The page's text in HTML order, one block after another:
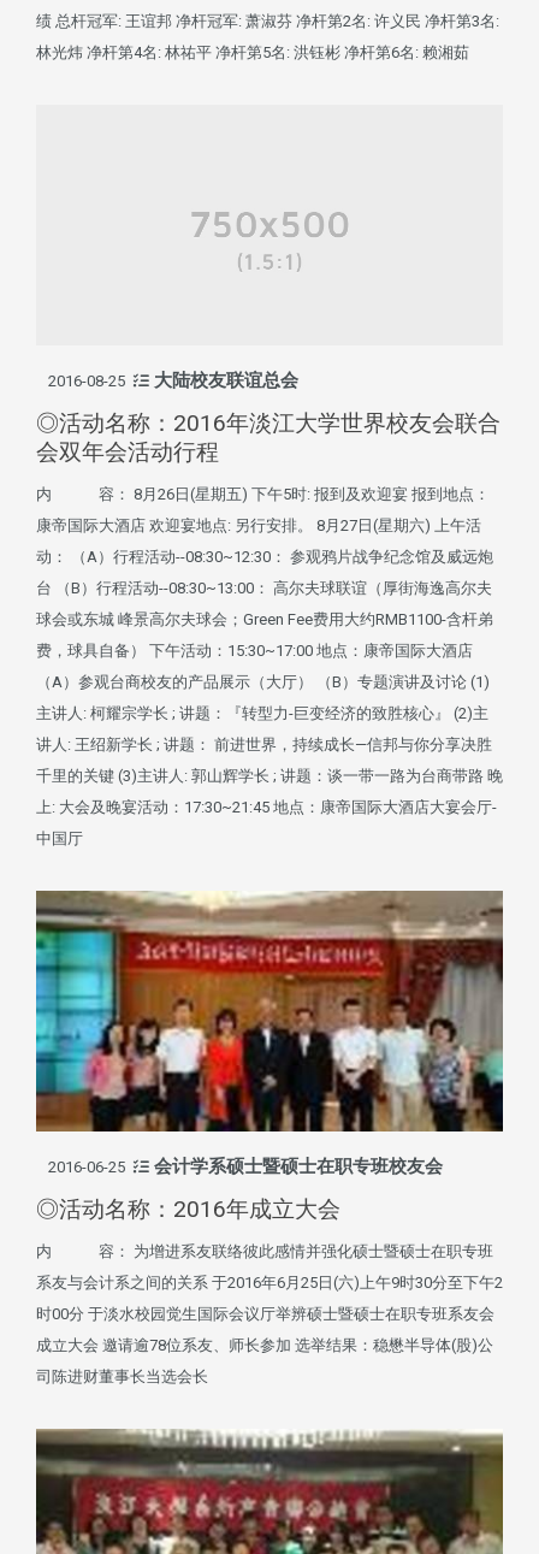
绩 总杆冠军: 王谊邦 净杆冠军: 萧淑芬 净杆第2名: 许义民 净杆第3名:
林光炜 净杆第4名: 林祐平 净杆第5名: 洪钰彬 净杆第6名: 赖湘茹
2016-08-25 大陆校友联谊总会
◎活动名称：2016年淡江大学世界校友会联合
会双年会活动行程
内 容： 8月26日(星期五) 下午5时: 报到及欢迎宴 报到地点：
康帝国际大酒店 欢迎宴地点: 另行安排。 8月27日(星期六) 上午活
动： （A）行程活动--08:30~12:30： 参观鸦片战争纪念馆及威远炮
台 （B）行程活动--08:30~13:00： 高尔夫球联谊（厚街海逸高尔夫
球会或东城 峰景高尔夫球会；Green Fee费用大约RMB1100-含杆弟
费，球具自备） 下午活动：15:30~17:00 地点：康帝国际大酒店
（A）参观台商校友的产品展示（大厅） （B）专题演讲及讨论 (1)
主讲人: 柯耀宗学长 ; 讲题：『转型力-巨变经济的致胜核心』 (2)主
讲人: 王绍新学长 ; 讲题： 前进世界，持续成长—信邦与你分享决胜
千里的关键 (3)主讲人: 郭山辉学长 ; 讲题：谈一带一路为台商带路 晚
上: 大会及晚宴活动：17:30~21:45 地点：康帝国际大酒店大宴会厅-
中国厅
2016-06-25 会计学系硕士暨硕士在职专班校友会
◎活动名称：2016年成立大会
内 容： 为增进系友联络彼此感情并强化硕士暨硕士在职专班
系友与会计系之间的关系 于2016年6月25日(六)上午9时30分至下午2
时00分 于淡水校园觉生国际会议厅举辨硕士暨硕士在职专班系友会
成立大会 邀请逾78位系友、师长参加 选举结果：稳懋半导体(股)公
司陈进财董事长当选会长